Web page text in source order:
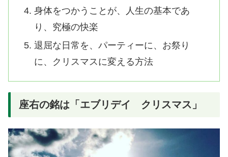
身体をつかうことが、人生の基本であ
り、究極の快楽
退屈な日常を、パーティーに、お祭り
に、クリスマスに変える方法
座右の銘は「エブリデイ クリスマス」